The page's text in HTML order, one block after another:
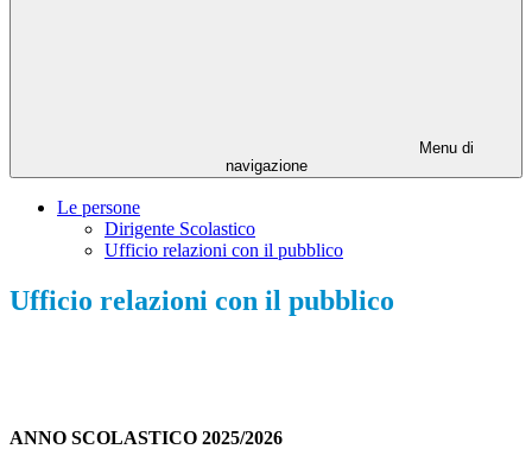
Menu di
navigazione
Le persone
Dirigente Scolastico
Ufficio relazioni con il pubblico
Ufficio relazioni con il pubblico
ANNO SCOLASTICO 2025/2026